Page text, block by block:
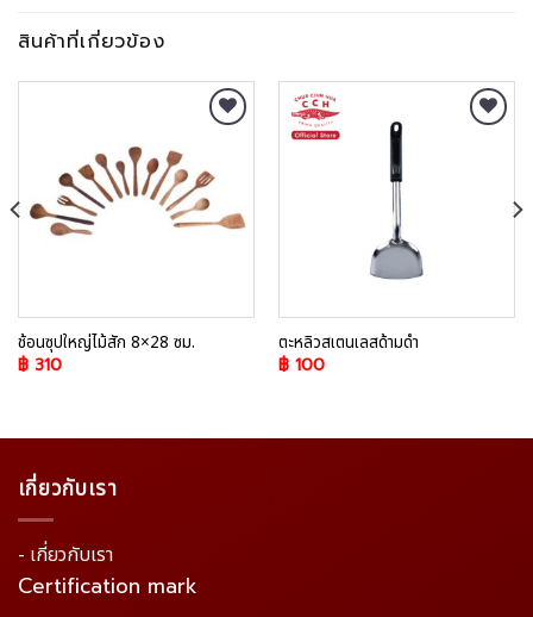
สินค้าที่เกี่ยวข้อง
ช้อนซุปใหญ่ไม้สัก 8×28 ซม.
฿310
ตะหลิวสเตนเลสด้ามดำ
฿100
เกี่ยวกับเรา
- เกี่ยวกับเรา
Certification mark